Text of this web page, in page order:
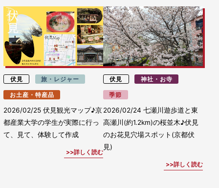
伏見 旅・レジャー
お土産・特産品
2026/02/25伏見観光マップ♪京
都産業大学の学生が実際に行っ
て、見て、体験して作成
詳しく読む
伏見 神社・お寺
季節
2026/02/24 七瀬川遊歩道と東
高瀬川(約1.2km)の桜並木♪伏見
のお花見穴場スポット(京都伏
見)
詳しく読む